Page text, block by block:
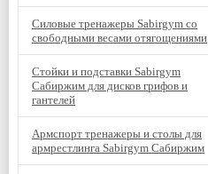
Силовые тренажеры Sabirgym со
свободными весами отягощениями
Стойки и подставки Sabirgym
Сабиржим для дисков грифов и
гантелей
Армспорт тренажеры и столы для
армрестлинга Sabirgym Сабиржим